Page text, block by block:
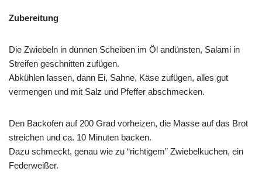
Zubereitung
Die Zwiebeln in dünnen Scheiben im Öl andünsten, Salami in
Streifen geschnitten zufügen.
Abkühlen lassen, dann Ei, Sahne, Käse zufügen, alles gut
vermengen und mit Salz und Pfeffer abschmecken.
Den Backofen auf 200 Grad vorheizen, die Masse auf das Brot
streichen und ca. 10 Minuten backen.
Dazu schmeckt, genau wie zu “richtigem” Zwiebelkuchen, ein
Federweißer.